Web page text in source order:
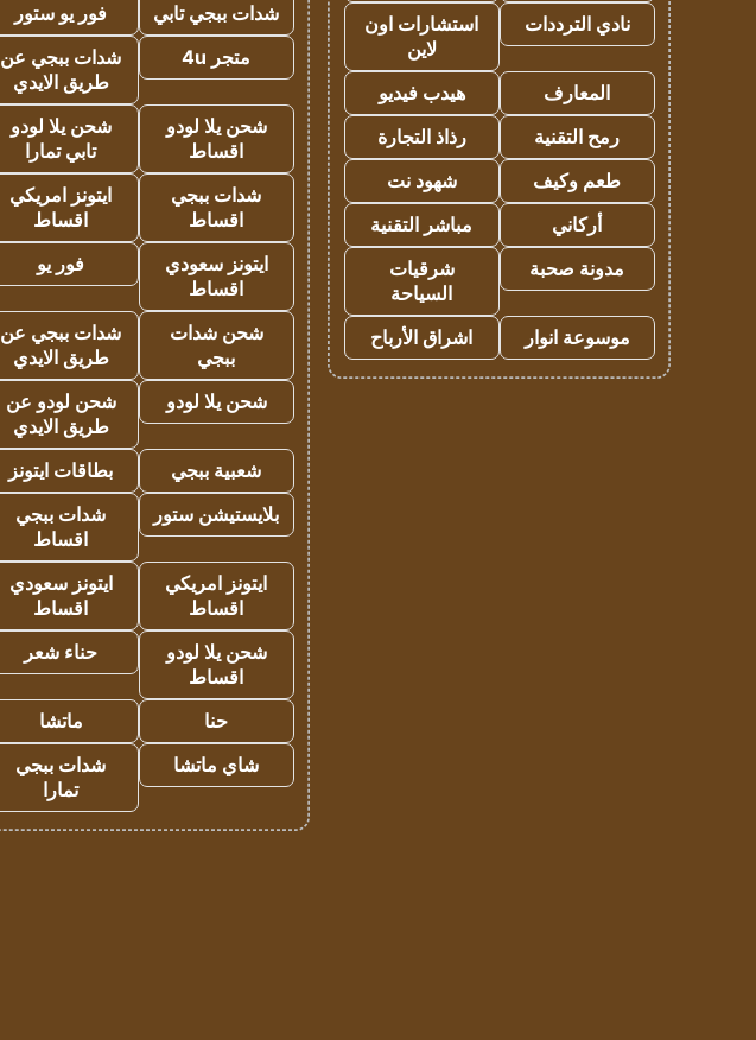
نادي الترددات
استشارات اون
لاين
المعارف
هيدب فيديو
رمح التقنية
رذاذ التجارة
طعم وكيف
شهود نت
أركاني
مباشر التقنية
مدونة صحبة
شرقيات
السياحة
موسوعة انوار
اشراق الأرباح
شدات ببجي تابي
فور يو ستور
متجر 4u
شدات ببجي عن
طريق الايدي
شحن يلا لودو
اقساط
شحن يلا لودو
تابي تمارا
شدات ببجي
اقساط
ايتونز امريكي
اقساط
ايتونز سعودي
اقساط
فور يو
شحن شدات
ببجي
شدات ببجي عن
طريق الايدي
شحن يلا لودو
شحن لودو عن
طريق الايدي
شعبية ببجي
بطاقات ايتونز
بلايستيشن ستور
شدات ببجي
اقساط
ايتونز امريكي
اقساط
ايتونز سعودي
اقساط
شحن يلا لودو
اقساط
حناء شعر
حنا
ماتشا
شاي ماتشا
شدات ببجي
تمارا